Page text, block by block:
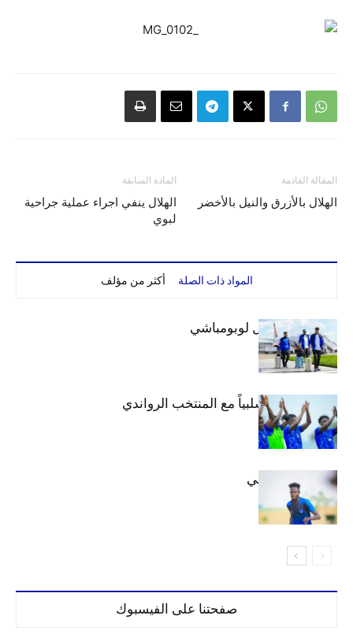
المادة السابقة
الهلال ينفي اجراء عملية جراحية
لبوي
المقالة القادمة
الهلال بالأزرق والنيل بالأخضر
المواد ذات الصلة أكثر من مؤلف
بعثة الهلال تصل لوبومباشي
الهلال يتعادل سلبياً مع المنتخب الرواندي
إعدادياً
كنن يصل كيجالي
صفحتنا على الفيسبوك